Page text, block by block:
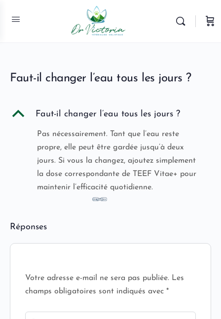
Faut-il changer l’eau tous les jours ?
B Faut-il changer l’eau tous les jours ?
Pas nécessairement. Tant que l’eau reste
propre, elle peut être gardée jusqu’à deux
jours. Si vous la changez, ajoutez simplement
la dose correspondante de TEEF Vitae+ pour
maintenir l’efficacité quotidienne.
Réponses
Votre adresse e-mail ne sera pas publiée. Les
champs obligatoires sont indiqués avec *